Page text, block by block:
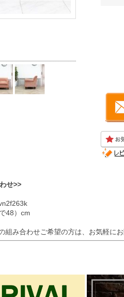
せ>>
48）cm
み合わせご希望の方は、お気軽にお